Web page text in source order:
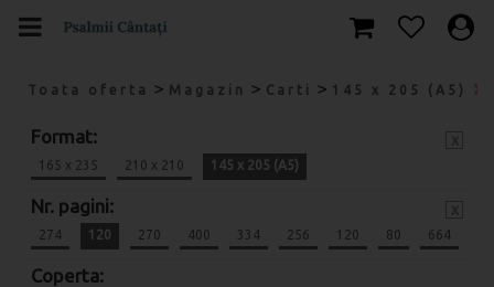
Toata oferta > Magazin > Carti > 145 x 205 (A5)
Format:
165 x 235 210 x 210 145 x 205 (A5)
Nr. pagini:
274 120 270 400 334 256 120 80 664
Coperta: